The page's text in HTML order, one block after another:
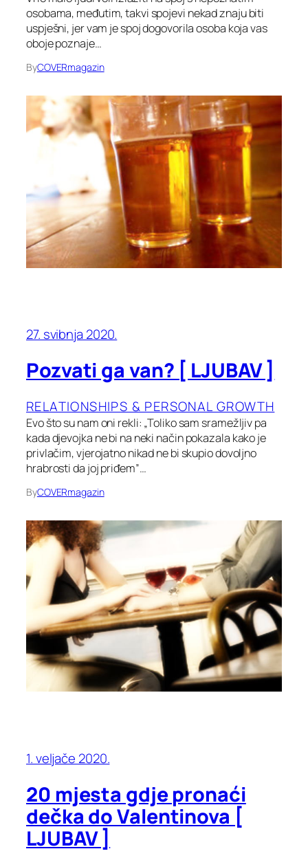
osobama, međutim, takvi spojevi nekad znaju biti
uspješni, jer vam je spoj dogovorila osoba koja vas
oboje poznaje…
ByCOVERmagazin
27. svibnja 2020.
Pozvati ga van? [ LJUBAV ]
RELATIONSHIPS & PERSONAL GROWTH
Evo što su nam oni rekli: „Toliko sam sramežljiv pa
kada djevojka ne bi na neki način pokazala kako je
privlačim, vjerojatno nikad ne bi skupio dovoljno
hrabrosti da joj priđem”…
ByCOVERmagazin
1. veljače 2020.
20 mjesta gdje pronaći
dečka do Valentinova [
LJUBAV ]